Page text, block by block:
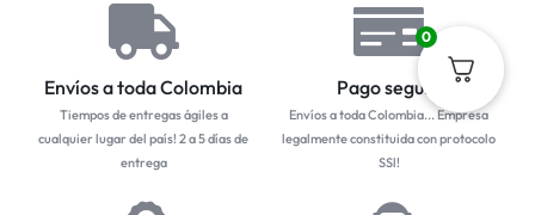
Envíos a toda Colombia
Tiempos de entregas ágiles a
cualquier lugar del país! 2 a 5 días de
entrega
Pago seguro
Envíos a toda Colombia... Empresa
legalmente constituida con protocolo
SSl!
0